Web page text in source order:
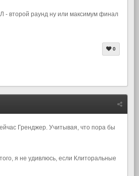
- второй раунд ну или максимум финал
0
Гренджер. Учитывая, что пора бы
я не удивлюсь, если Клиторальные